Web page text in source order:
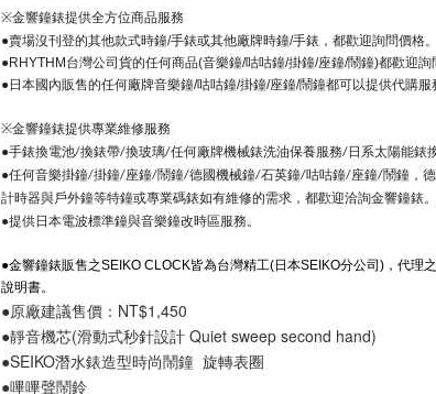
※金響鐘錶提供全方位商品服務
●賣場沒刊登的其他款式時鐘/手錶或其他廠牌時鐘/手錶，都歡迎詢問價格。
●RHYTHM台灣公司貨的任何商品(音樂鐘/咕咕鐘/掛鐘/座鐘/鬧鐘)都歡迎詢
●日本國內販售的任何廠牌音樂鐘/咕咕鐘/掛鐘/座鐘/鬧鐘都可以提供代購服
※金響鐘錶提供專業維修服務
●手錶換電池/換錶帶/換玻璃/任何廠牌機械錶洗油保養服務/ 日系太陽能錶
●任何音樂掛鐘/掛鐘/座鐘/鬧鐘/德國機械鐘/石英鐘/咕咕鐘/座鐘/鬧鐘，
計時器與戶外鐘等特鐘或專業碼錶如有維修的需求，都歡迎洽詢金響鐘錶。
●提供日本電波標準鐘與音樂鐘改時區服務。
●金響鐘錶販售之SEIKO CLOCK皆為台灣精工(日本SEIKO分公司) ，代理
說明書。
●原廠建議售價：NT$1,450
●靜音機芯(滑動式秒針設計 Quiet sweep second hand)
●SEIKO潛水錶造型時尚鬧鐘  旋轉表圈
●嗶嗶聲鬧鈴